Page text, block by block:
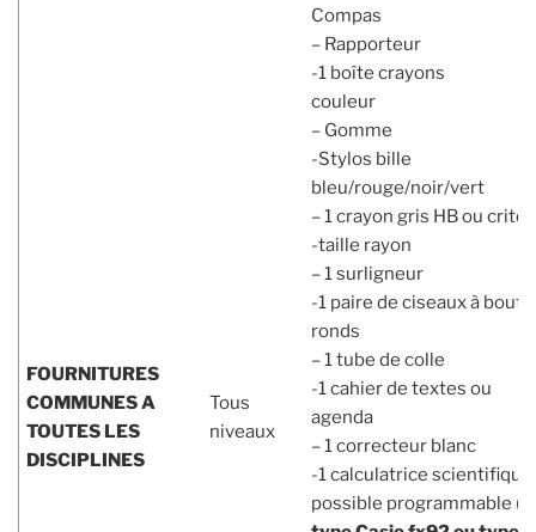
FOURNITURES
COMMUNESA
TOUTES LES
DISCIPLINES
Tous
niveaux
– Rapporteur
-1 boîte crayons
– Gomme
-Stylos bille
bleu/rouge/
– 1 crayon gris HB ou
-taille
– 1 surligneur
-1 paire de ciseaux à bouts
ronds
– 1 tube de colle
-1 cahier de textes ou
agenda
– 1 correcteur blanc
-1 calculatrice scientifique
possible programmable (6